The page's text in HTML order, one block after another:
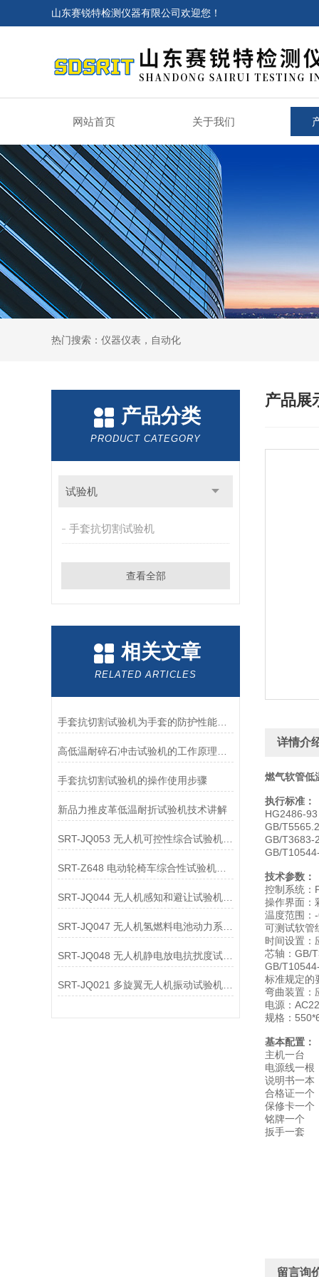
山东赛锐特检测仪器有限公司欢迎您！
网站首页 关于我们
热门搜索：仪器仪表，自动化
产品分类
PRODUCT CATEGORY
试验机
手套抗切割试验机
查看全部
相关文章
RELATED ARTICLES
手套抗切割试验机为手套的防护性能提供了客观数据
手套抗切割试验机的操作使用步骤
新品力推皮革低温耐折试验机技术讲解
SRT-JQ053 无人机可控性综合试验机的应用领域介绍
SRT-Z648 电动轮椅车综合性试验机可以用在哪些方面
SRT-JQ044 无人机感知和避让试验机的应用领域有哪些
SRT-JQ048 无人机静电放电抗扰度试验机有哪些特点
SRT-JQ021 多旋翼无人机振动试验机简单介绍 质量保证
产品展
详情介
燃气软管低
执行标准：
HG2486-
GB/
GB/T3683-
GB/
技术参数：
控制系统：
操作界面：
温度范围
可测试软管
时间设置：
芯轴：GB/
GB/
标准规定的
弯曲装置：
电源：
规格：
基本配置：
主机一台
电源线一根
说明书一本
合格证一个
保修卡一个
铭牌一个
扳手一套
留言询